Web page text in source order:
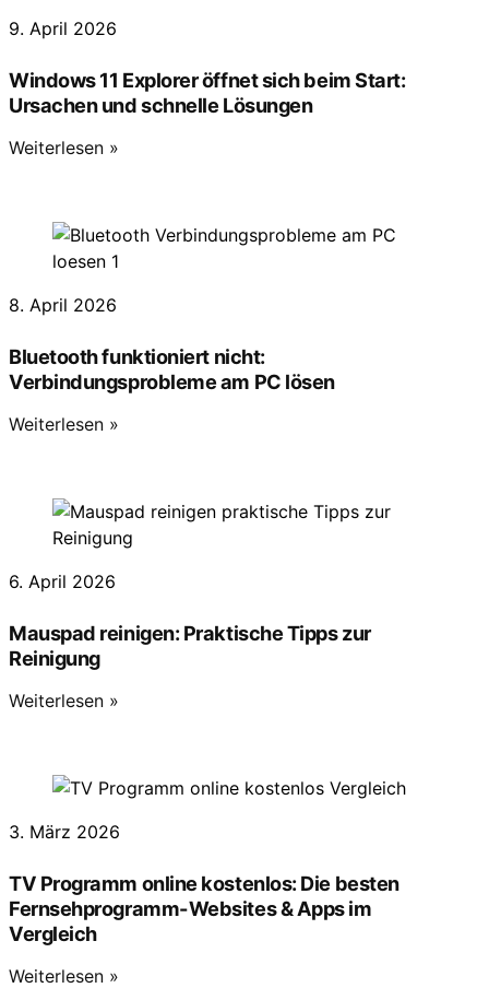
9. April 2026
Windows 11 Explorer öffnet sich beim Start:
Ursachen und schnelle Lösungen
Weiterlesen »
8. April 2026
Bluetooth funktioniert nicht:
Verbindungsprobleme am PC lösen
Weiterlesen »
6. April 2026
Mauspad reinigen: Praktische Tipps zur
Reinigung
Weiterlesen »
3. März 2026
TV Programm online kostenlos: Die besten
Fernsehprogramm-Websites & Apps im
Vergleich
Weiterlesen »